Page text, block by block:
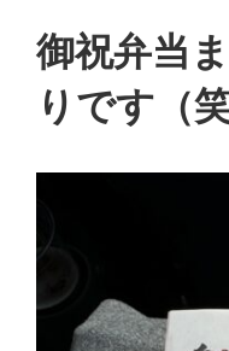
御祝弁当
りです（